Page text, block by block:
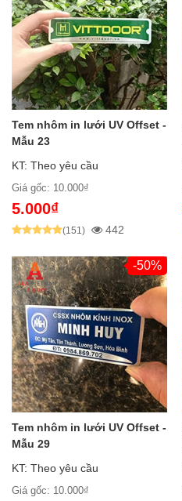
Tem nhôm in lưới UV Offset -
Mẫu 23
KT: Theo yêu cầu
Giá gốc: 10.000₫
5.000₫
(151) 442
-50%
Tem nhôm in lưới UV Offset -
Mẫu 29
KT: Theo yêu cầu
Giá gốc: 10.000₫